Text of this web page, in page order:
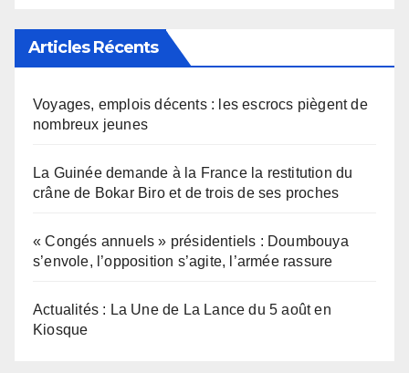
Articles Récents
Voyages, emplois décents : les escrocs piègent de
nombreux jeunes
La Guinée demande à la France la restitution du
crâne de Bokar Biro et de trois de ses proches
« Congés annuels » présidentiels : Doumbouya
s’envole, l’opposition s’agite, l’armée rassure
Actualités : La Une de La Lance du 5 août en
Kiosque